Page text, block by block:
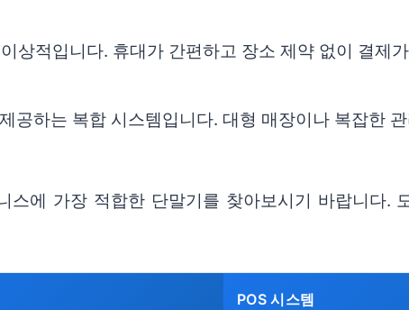
상적입니다. 휴대가 간편하고 장소 제약 없이 결제
공하는 복합 시스템입니다. 대형 매장이나 복잡한
에 가장 적합한 단말기를 찾아보시기 바랍니다.
POS 시스템